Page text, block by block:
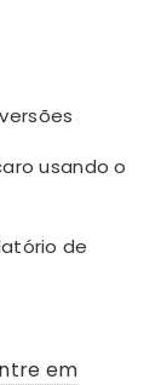
usando o
de
em